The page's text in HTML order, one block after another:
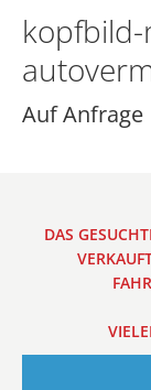
Auf Anfrage
DAS